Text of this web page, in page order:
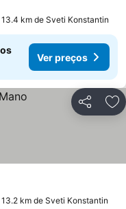
km de Sveti Konstantin
Ver preços
Partilhar
km de Sveti Konstantin